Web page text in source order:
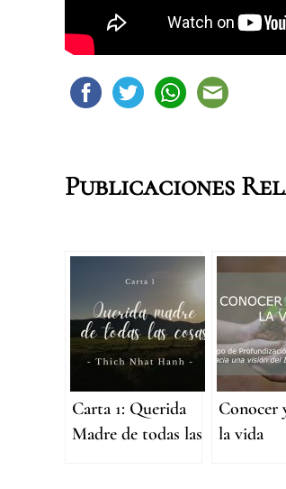
Publicaciones
Carta 1: Querida
Madre de todas las
Conocer
la vida